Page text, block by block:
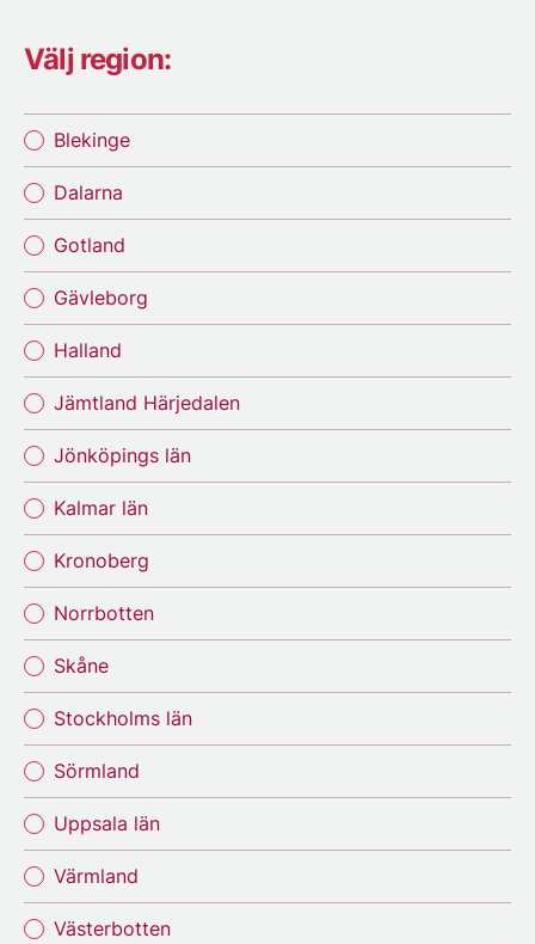
Välj region:
Blekinge
Dalarna
Gotland
Gävleborg
Halland
Jämtland Härjedalen
Jönköpings län
Kalmar län
Kronoberg
Norrbotten
Skåne
Stockholms län
Sörmland
Uppsala län
Värmland
Västerbotten